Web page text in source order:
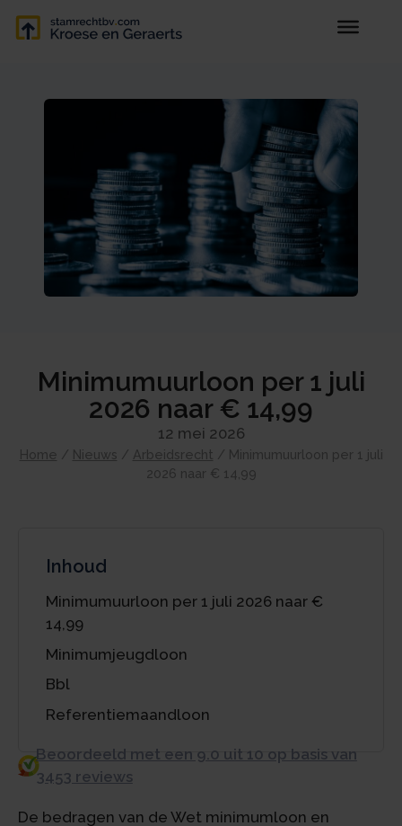
Minimumuurloon per 1 juli
2026 naar € 14,99
12 mei 2026
Home / Nieuws / Arbeidsrecht / Minimumuurloon per 1 juli
2026 naar € 14,99
Inhoud
Minimumuurloon per 1 juli 2026 naar €
14,99
Minimumjeugdloon
Bbl
Referentiemaandloon
Beoordeeld met een 9.0 uit 10 op basis van
3453 reviews
De bedragen van de Wet minimumloon en